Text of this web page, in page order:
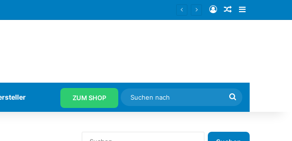
im Aquarium beginnt AnmeldenZufälliger
ZUM SHOP
Suchen
nach
S